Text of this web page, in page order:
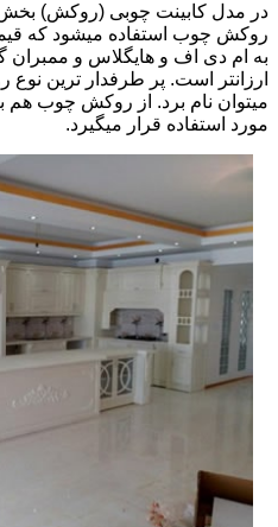
در مدل کابینت چوبی (روکش) بخش
روکش چوب استفاده میشود که
به ام دی اف و هایگلاس و ممبران
ارزانتر است. پر طرفدار ترین
میتوان نام برد. از روکش چوب هم
مورد استفاده قرار میگیرد.